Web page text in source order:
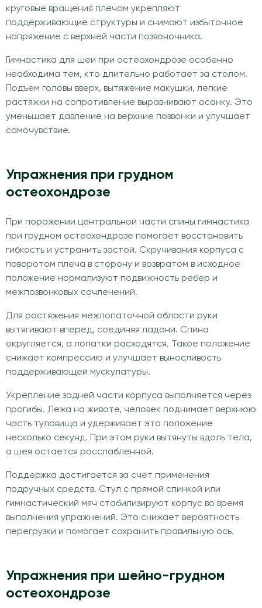
круговые вращения плечом укрепляют
поддерживающие структуры и снимают избыточное
напряжение с верхней части позвоночника.
Гимнастика для шеи при остеохондрозе особенно
необходима тем, кто длительно работает за столом.
Подъем головы вверх, вытяжение макушки, легкие
растяжки на сопротивление выравнивают осанку. Это
уменьшает давление на верхние позвонки и улучшает
самочувствие.
Упражнения при грудном
остеохондрозе
При поражении центральной части спины гимнастика
при грудном остеохондрозе помогает восстановить
гибкость и устранить застой. Скручивания корпуса с
поворотом плеча в сторону и возвратом в исходное
положение нормализуют подвижность ребер и
межпозвонковых сочленений.
Для растяжения межлопаточной области руки
вытягивают вперед, соединяя ладони. Спина
округляется, а лопатки расходятся. Такое положение
снижает компрессию и улучшает выносливость
поддерживающей мускулатуры.
Укрепление задней части корпуса выполняется через
прогибы. Лежа на животе, человек поднимает верхнюю
часть туловища и удерживает это положение
несколько секунд. При этом руки вытянуты вдоль тела,
а шея остается расслабленной.
Поддержка достигается за счет применения
подручных средств. Стул с прямой спинкой или
гимнастический мяч стабилизируют корпус во время
выполнения упражнений. Это снижает вероятность
перегрузки и помогает сохранить правильную ось.
Упражнения при шейно-грудном
остеохондрозе